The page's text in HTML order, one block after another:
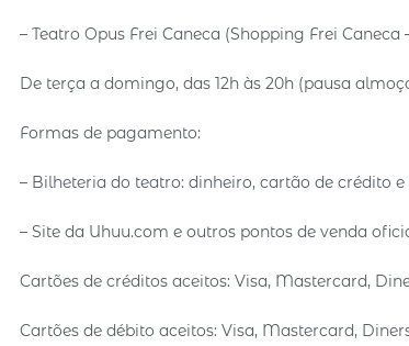
– Teatro Opus Frei Caneca (Shopping Frei Caneca
De terça a domingo, das 12h às 20h (pausa
Formas de pagamento:
– Bilheteria do teatro: dinheiro, cartão de crédito
– Site da Uhuu.com e outros pontos de venda
Cartões de créditos aceitos: Visa, Mastercard,
Cartões de débito aceitos: Visa, Mastercard,